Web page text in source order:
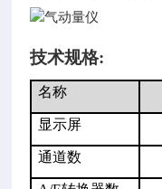
技术规格:
名称
显示屏
通道数